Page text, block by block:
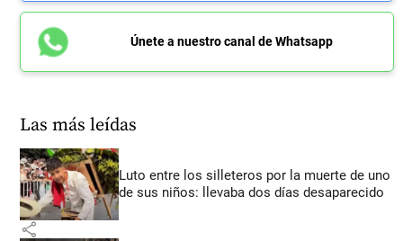
Únete a nuestro canal de Whatsapp
Las más leídas
Luto entre los silleteros por la muerte de uno
de sus niños: llevaba dos días desaparecido
share